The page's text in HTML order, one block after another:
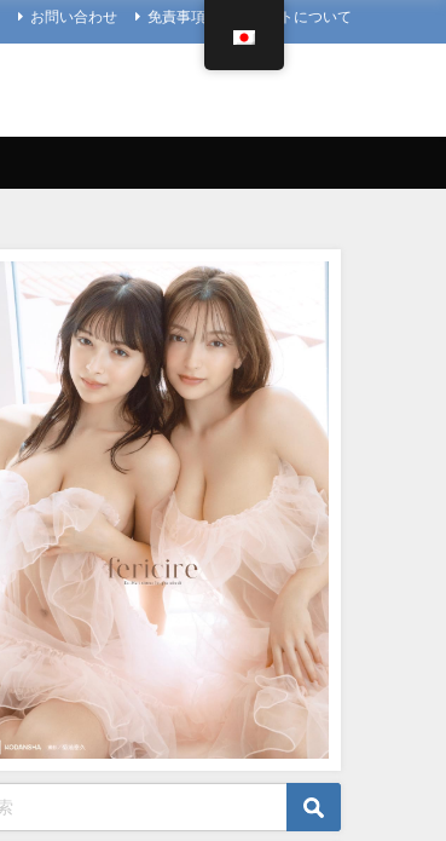
お問い合わせ 免責事項 当サイトについて